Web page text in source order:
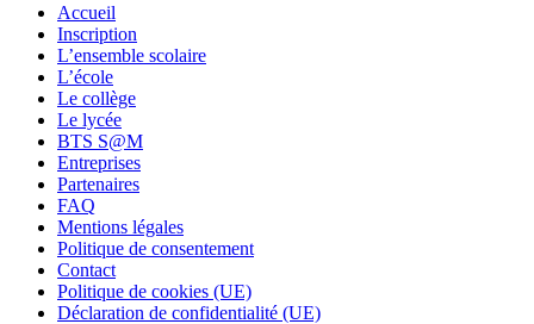
Accueil
Inscription
L’ensemble scolaire
L’école
Le collège
Le lycée
BTS S@M
Entreprises
Partenaires
FAQ
Mentions légales
Politique de consentement
Contact
Politique de cookies (UE)
Déclaration de confidentialité (UE)